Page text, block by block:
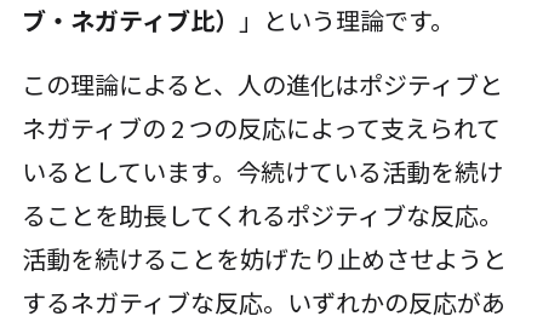
ブ・ネガティブ比）
」という理論です。
この理論によると、人の進化はポジティブと
ネガティブの 2 つの反応によって支えられて
いるとしています。今続けている活動を続け
ることを助長してくれるポジティブな反応。
活動を続けることを妨げたり止めさせようと
するネガティブな反応。いずれかの反応があ